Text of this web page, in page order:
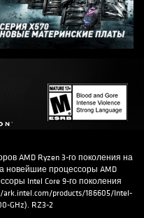
AMD Ryzen 3-го поколения на
новейшие процессоры AMD
Intel Core 9-го поколения
products/186605/Intel-
GHz). RZ3-2